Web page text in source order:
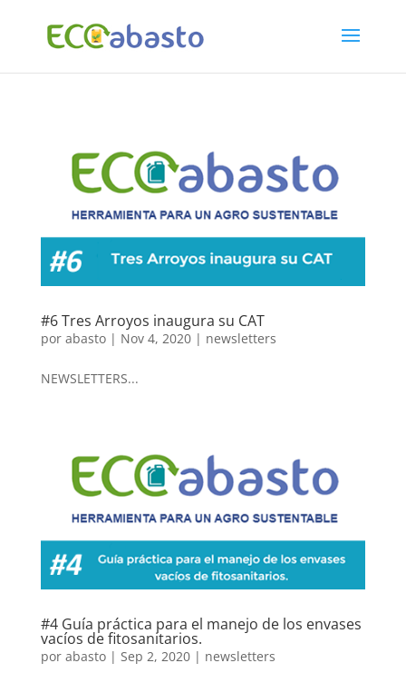
#6 Tres Arroyos inaugura su CAT
por abasto| Nov 4, 2020| newsletters
NEWSLETTERS...
#4 Guía práctica para el manejo de los envases
vacíos de fitosanitarios.
por abasto| Sep 2, 2020| newsletters